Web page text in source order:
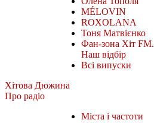
MÉLOVIN
ROXOLANA
Тоня Матвієнко
Фан-зона Хіт FM.
Наш відбір
Всі випуски
Хітова Дюжина
Про радіо
Міста і частоти